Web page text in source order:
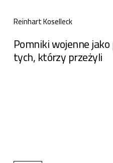
Reinhart Koselleck
Pomniki wojenne
tych, którzy przeżyli